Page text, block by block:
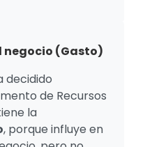
negocio (Gasto)
decidido
de Recursos
la
, porque influye en